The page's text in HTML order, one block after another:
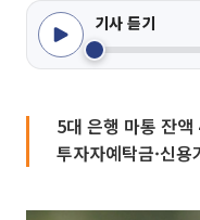
기사 듣기
5대 은행 마통 잔
투자자예탁금·신